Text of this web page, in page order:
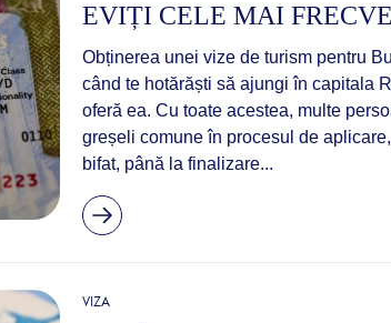
EVIȚI CELE MAI
Obținerea unei vize de turism pentru
când te hotărăști să ajungi în capitala
oferă ea. Cu toate acestea, multe
greșeli comune în procesul de
bifat, până la finalizare...
VIZA